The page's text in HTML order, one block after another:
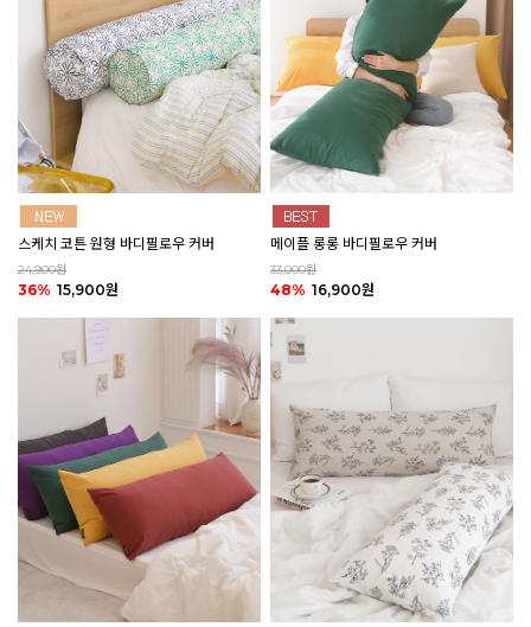
스케치 코튼 원형 바디필로우 커버
24,900원
36% 15,900원
메이플 롱롱 바디필로우 커버
33,000원
48% 16,900원